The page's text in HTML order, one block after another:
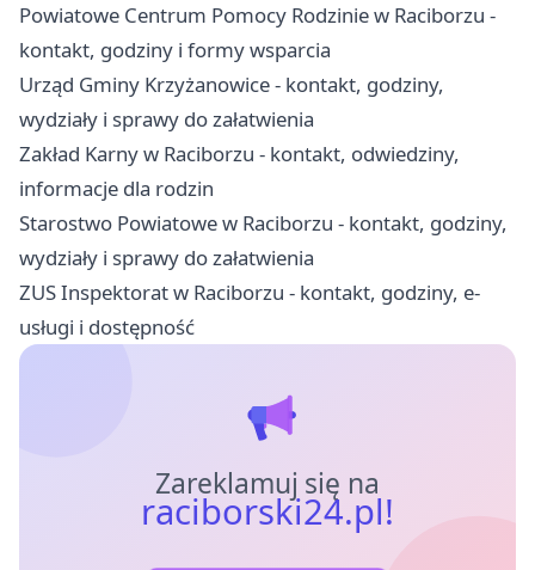
Powiatowe Centrum Pomocy Rodzinie w Raciborzu -
kontakt, godziny i formy wsparcia
Urząd Gminy Krzyżanowice - kontakt, godziny,
wydziały i sprawy do załatwienia
Zakład Karny w Raciborzu - kontakt, odwiedziny,
informacje dla rodzin
Starostwo Powiatowe w Raciborzu - kontakt, godziny,
wydziały i sprawy do załatwienia
ZUS Inspektorat w Raciborzu - kontakt, godziny, e-
usługi i dostępność
Zareklamuj się na
raciborski24.pl!